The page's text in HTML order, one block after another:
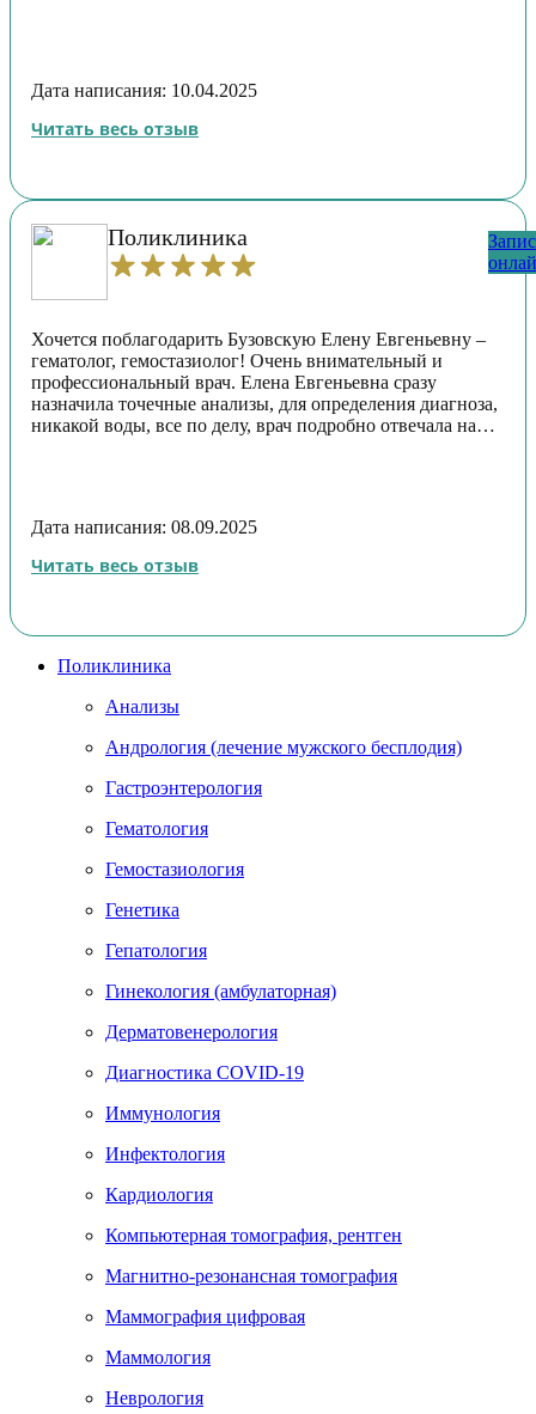
Дата написания: 10.04.2025
Читать весь отзыв
Поликлиника
Хочется поблагодарить Бузовскую Елену Евгеньевну –
гематолог, гемостазиолог! Очень внимательный и
профессиональный врач. Елена Евгеньевна сразу
назначила точечные анализы, для определения диагноза,
никакой воды, все по делу, врач подробно отвечала на
Дата написания: 08.09.2025
Читать весь отзыв
Поликлиника
Анализы
Андрология (лечение мужского бесплодия)
Гастроэнтерология
Гематология
Гемостазиология
Генетика
Гепатология
Гинекология (амбулаторная)
Дерматовенерология
Диагностика COVID-19
Иммунология
Инфектология
Кардиология
Компьютерная томография, рентген
Магнитно-резонансная томография
Маммография цифровая
Маммология
Неврология